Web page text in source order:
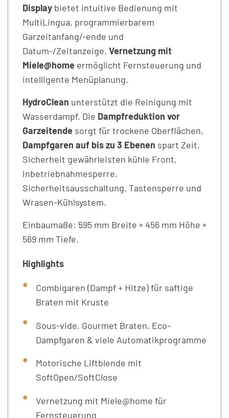
Display bietet intuitive Bedienung mit
MultiLingua, programmierbarem
Garzeitanfang/-ende und
Datum-/Zeitanzeige. Vernetzung mit
Miele@home ermöglicht Fernsteuerung und
intelligente Menüplanung.
HydroClean unterstützt die Reinigung mit
Wasserdampf. Die Dampfreduktion vor
Garzeitende sorgt für trockene Oberflächen,
Dampfgaren auf bis zu 3 Ebenen spart Zeit.
Sicherheit gewährleisten kühle Front,
Inbetriebnahmesperre,
Sicherheitsausschaltung, Tastensperre und
Wrasen-Kühlsystem.
Einbaumaße: 595 mm Breite × 456 mm Höhe ×
569 mm Tiefe.
Highlights
Combigaren (Dampf + Hitze) für saftige
Braten mit Kruste
Sous-vide, Gourmet Braten, Eco-
Dampfgaren & viele Automatikprogramme
Motorische Liftblende mit
SoftOpen/SoftClose
Vernetzung mit Miele@home für
Fernsteuerung